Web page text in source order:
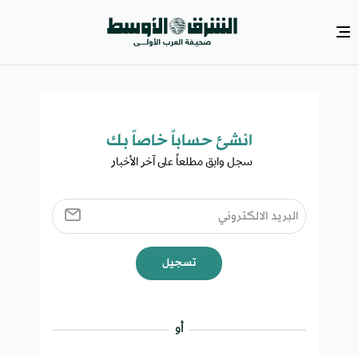
انشئ حساباً خاصاً بك​
سجل وابق مطلعاً على آخر الأخبار ​
تسجيل
أو